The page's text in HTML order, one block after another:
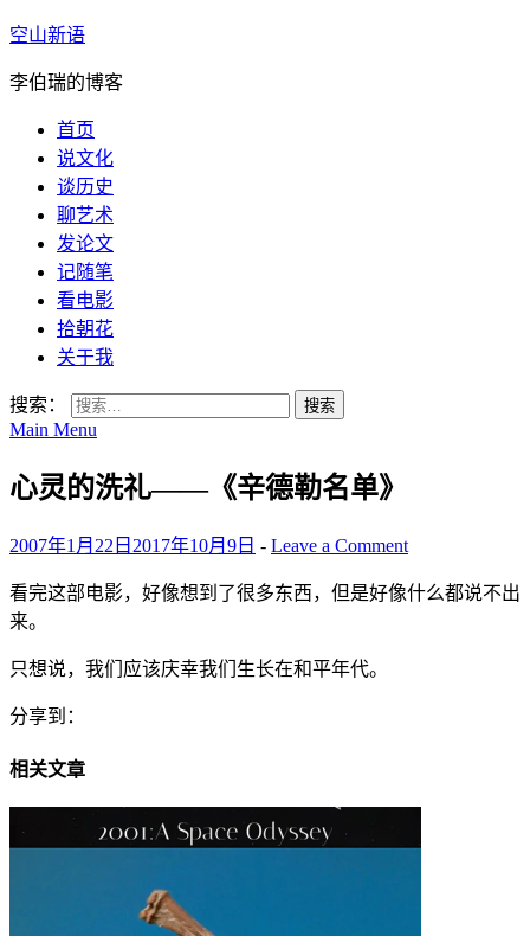
空山新语
李伯瑞的博客
首页
说文化
谈历史
聊艺术
发论文
记随笔
看电影
拾朝花
关于我
搜索：
Main Menu
心灵的洗礼——《辛德勒名单》
2007年1月22日 2017年10月9日 - Leave a Comment
看完这部电影，好像想到了很多东西，但是好像什么都说不出
来。
只想说，我们应该庆幸我们生长在和平年代。
分享到：
相关文章